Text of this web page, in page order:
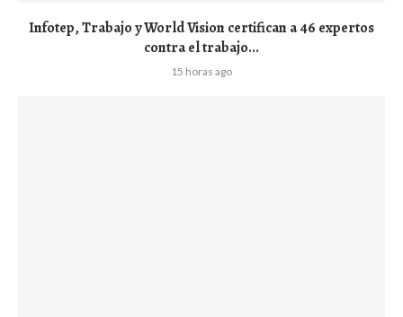
Infotep, Trabajo y World Vision certifican a 46 expertos
contra el trabajo...
15 horas ago